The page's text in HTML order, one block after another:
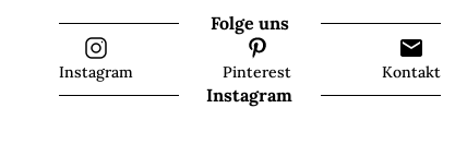
Folge uns
Instagram Pinterest Kontakt
Instagram